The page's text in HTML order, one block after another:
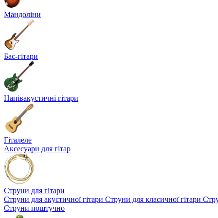
Мандоліни
Бас-гітари
Напівакустичні гітари
Гіталеле
Аксесуари для гітар
Струни для гітари
Струни для акустичної гітари Струни для класичної гітари
Струни поштучно